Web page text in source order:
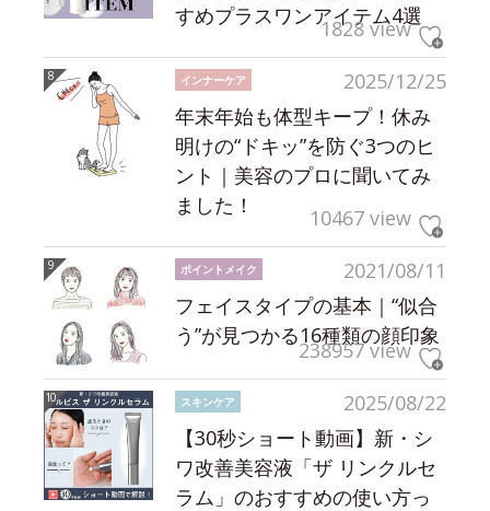
すめプラスワンアイテム4選
1828 view
2025/12/25
インナーケア
年末年始も体型キープ！休み
明けの“ドキッ”を防ぐ3つのヒ
ント｜美容のプロに聞いてみ
ました！
10467 view
2021/08/11
ポイントメイク
フェイスタイプの基本｜“似合
う”が見つかる16種類の顔印象
238957 view
2025/08/22
スキンケア
【30秒ショート動画】新・シ
ワ改善美容液「ザ リンクルセ
ラム」のおすすめの使い方っ